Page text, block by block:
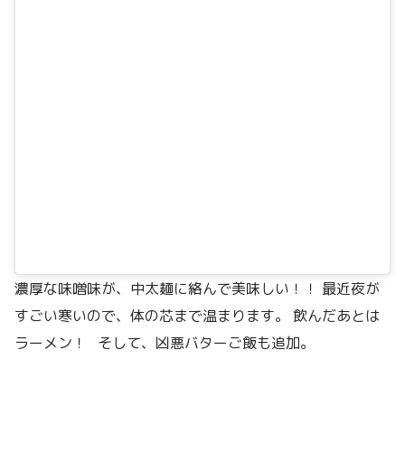
濃厚な味噌味が、中太麺に絡んで美味しい！！ 最近夜が
すごい寒いので、体の芯まで温まります。 飲んだあとは
ラーメン！ そして、凶悪バターご飯も追加。